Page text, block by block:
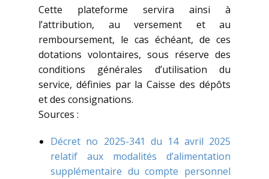
Cette plateforme servira ainsi à
l’attribution, au versement et au
remboursement, le cas échéant, de ces
dotations volontaires, sous réserve des
conditions générales d’utilisation du
service, définies par la Caisse des dépôts
et des consignations.
Sources :
Décret no 2025-341 du 14 avril 2025
relatif aux modalités d’alimentation
supplémentaire du compte personnel